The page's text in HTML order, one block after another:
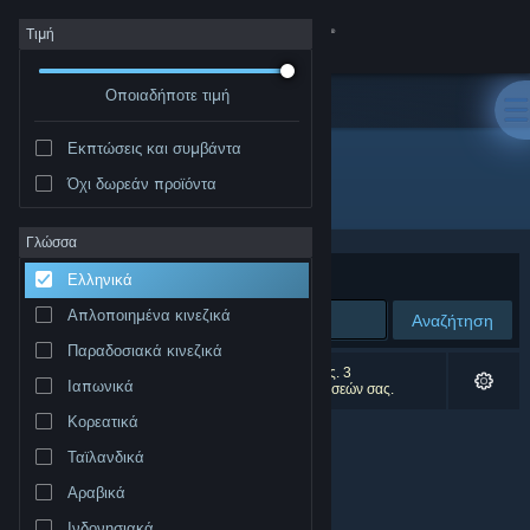
Σύνδεση
Κατάστημα
Σχετικά
Υποστήριξη
Αλλαγή γλώσσας
Προβολή ιστοσελίδας για υπολογιστές
Τιμή
Οποιαδήποτε τιμή
Εκπτώσεις και συμβάντα
Όχι δωρεάν προϊόντα
Γλώσσα
Ελληνικά
Απλοποιημένα κινεζικά
Παραδοσιακά κινεζικά
Ιαπωνικά
Κορεατικά
Ταϊλανδικά
Αραβικά
Δημιουργός: Warkus
Ταξινόμηση ανά
Αναζήτηση
0 αποτελέσματα ταιριάζουν με την αναζήτησή σας. 3
αποτελέσματα αποκλείστηκαν βάσει των προτιμήσεών σας.